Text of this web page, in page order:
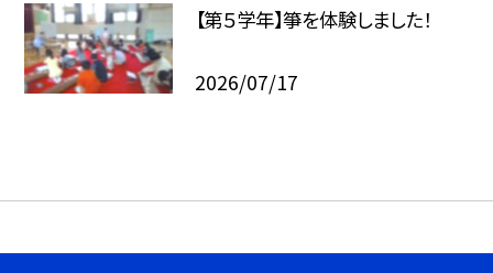
【第５学年】箏を体験しました！
2026/07/17